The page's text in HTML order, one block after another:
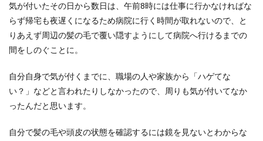
気が付いたその日から数日は、午前8時には仕事に行かなければな
らず帰宅も夜遅くになるため病院に行く時間が取れないので、と
りあえず周辺の髪の毛で覆い隠すようにして病院へ行けるまでの
間をしのぐことに。
自分自身で気が付くまでに、職場の人や家族から「ハゲてな
い？」などと言われたりしなかったので、周りも気が付いてなか
ったんだと思います。
自分で髪の毛や頭皮の状態を確認するには鏡を見ないとわからな